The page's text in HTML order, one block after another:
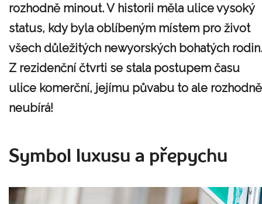
rozhodně minout. V historii měla ulice vysoký
status, kdy byla oblíbeným místem pro život
všech důležitých newyorských bohatých rodin.
Z rezidenční čtvrti se stala postupem času
ulice komerční, jejímu půvabu to ale rozhodně
neubírá!
Symbol luxusu a přepychu